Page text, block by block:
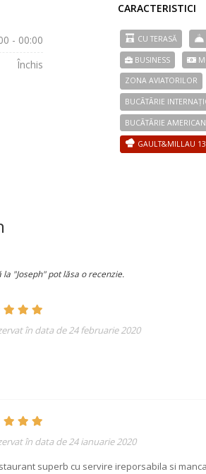
- 00:00
Închis
CARACTERISTICI
CU TERASĂ
BUSINESS
ZONA AVIATORILOR
BUCÃTÃRIE
BUCÃTÃRIE
GAULT&MILLAU
"Joseph" pot lăsa o recenzie.
în data de 24 februarie 2020
în data de 24 ianuarie 2020
superb cu servire ireporsabila si